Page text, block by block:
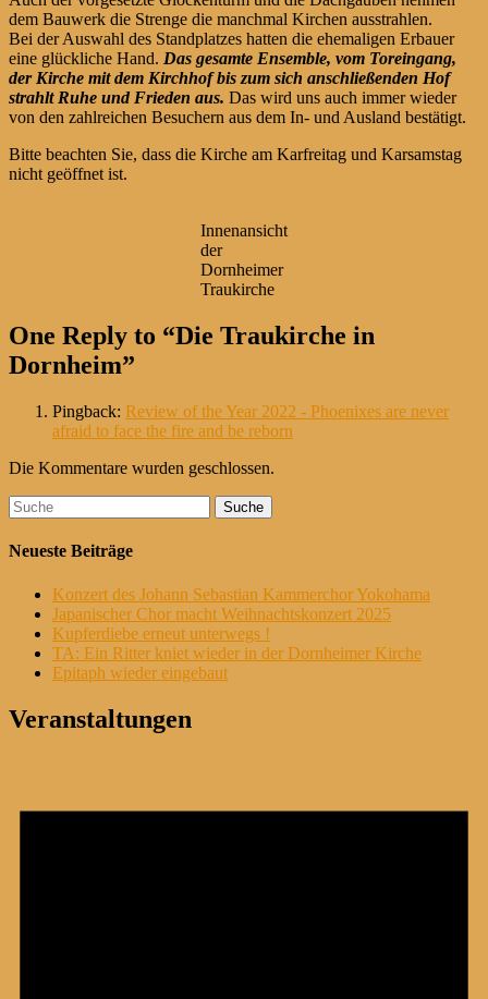
dem Bauwerk die Strenge die manchmal Kirchen ausstrahlen.
Bei der Auswahl des Standplatzes hatten die ehemaligen Erbauer
eine glückliche Hand. Das gesamte Ensemble, vom Toreingang,
der Kirche mit dem Kirchhof bis zum sich anschließenden Hof
strahlt Ruhe und Frieden aus. Das wird uns auch immer wieder
von den zahlreichen Besuchern aus dem In- und Ausland bestätigt.
Bitte beachten Sie, dass die Kirche am Karfreitag und Karsamstag
nicht geöffnet ist.
Innenansicht
der
Dornheimer
Traukirche
One Reply to “Die Traukirche in
Dornheim”
Pingback: Review of the Year 2022 - Phoenixes are never
afraid to face the fire and be reborn
Die Kommentare wurden geschlossen.
Suche
nach:
Neueste Beiträge
Konzert des Johann Sebastian Kammerchor Yokohama
Japanischer Chor macht Weihnachtskonzert 2025
Kupferdiebe erneut unterwegs !
TA: Ein Ritter kniet wieder in der Dornheimer Kirche
Epitaph wieder eingebaut
Veranstaltungen